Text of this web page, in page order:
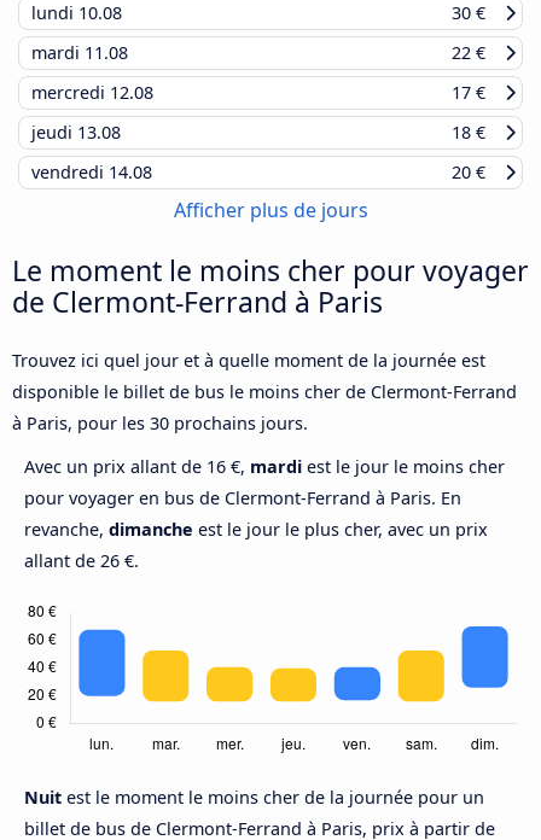
lundi 10.08
30 €
mardi 11.08
22 €
mercredi 12.08
17 €
jeudi 13.08
18 €
vendredi 14.08 20 €
Afficher plus de jours
Le moment le moins cher pour voyager
de Clermont-Ferrand à Paris
Trouvez ici quel jour et à quelle moment de la journée est
disponible le billet de bus le moins cher de Clermont-Ferrand
à Paris, pour les 30 prochains jours.
Avec un prix allant de 16 €, mardi est le jour le moins cher
pour voyager en bus de Clermont-Ferrand à Paris. En
revanche, dimanche est le jour le plus cher, avec un prix
allant de 26 €.
Nuit est le moment le moins cher de la journée pour un
billet de bus de Clermont-Ferrand à Paris, prix à partir de